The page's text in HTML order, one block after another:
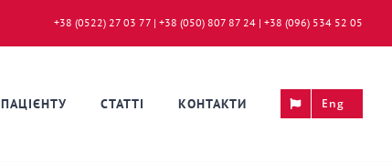
+38 (0522) 27 03 77 | +38 (050) 807 87 24 | +38 (096) 534 52 05
ПАЦІЄНТУ СТАТТІ КОНТАКТИ Eng